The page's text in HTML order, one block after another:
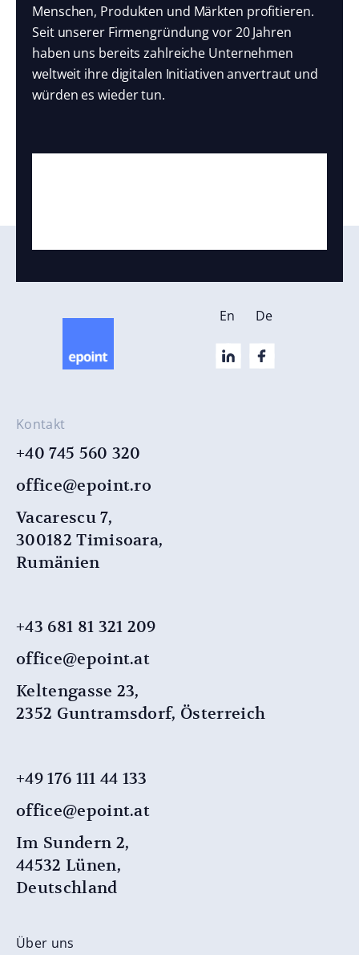
Menschen, Produkten und Märkten profitieren.
Seit unserer Firmengründung vor 20 Jahren
haben uns bereits zahlreiche Unternehmen
weltweit ihre digitalen Initiativen anvertraut und
würden es wieder tun.
Kontakt
+40 745 560 320
office@epoint.ro
Vacarescu 7,
300182 Timisoara,
Rumänien
+43 681 81 321 209
office@epoint.at
Keltengasse 23,
2352 Guntramsdorf, Österreich
+49 176 111 44 133
office@epoint.at
Im Sundern 2,
44532 Lünen,
Deutschland
Über uns
En De